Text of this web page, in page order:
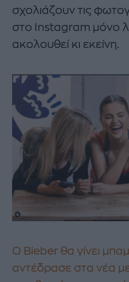
σχολιάζουν τις
στο Instagram μόνο
ακολουθεί κι εκείνη.
O Bieber θα γίνει
αντέδρασε στα νέα